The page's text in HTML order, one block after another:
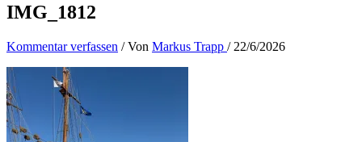
IMG_1812
Kommentar verfassen / Von Markus Trapp / 22/6/2026